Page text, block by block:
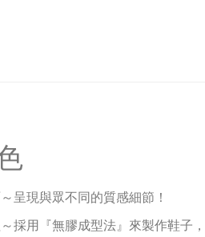
呈現與眾不同的質感細節！
～採用『無膠成型法』來製作鞋子 ，